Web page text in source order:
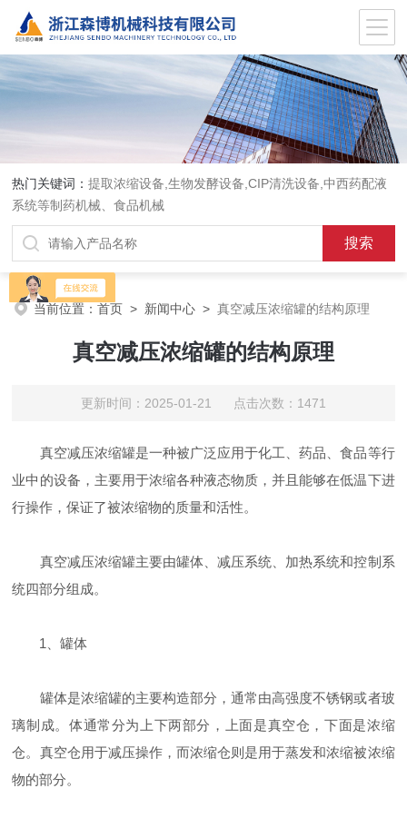
热门关键词：提取浓缩设备,生物发酵设备,CIP清洗设备,中西药配液
系统等制药机械、食品机械
当前位置：首页 > 新闻中心 >真空减压浓缩罐的结构原理
真空减压浓缩罐的结构原理
更新时间：2025-01-21 点击次数：1471
真空减压浓缩罐是一种被广泛应用于化工、药品、食品等行
业中的设备，主要用于浓缩各种液态物质，并且能够在低温下进
行操作，保证了被浓缩物的质量和活性。
真空减压浓缩罐主要由罐体、减压系统、加热系统和控制系
统四部分组成。
1、罐体
罐体是浓缩罐的主要构造部分，通常由高强度不锈钢或者玻
璃制成。体通常分为上下两部分，上面是真空仓，下面是浓缩
仓。真空仓用于减压操作，而浓缩仓则是用于蒸发和浓缩被浓缩
物的部分。